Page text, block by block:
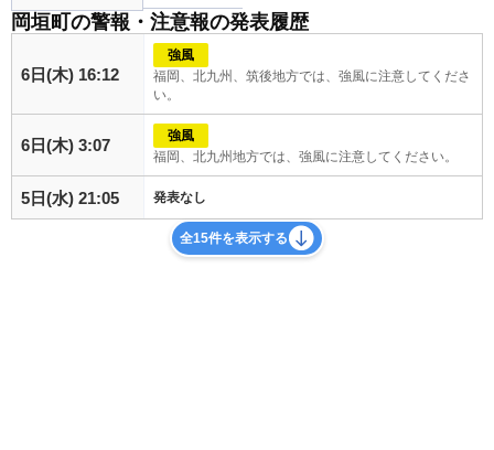
岡垣町の警報・注意報の発表履歴
6日(木) 16:12
強風
福岡、北九州、筑後地方では、強風に注意してくださ
い。
6日(木) 3:07
強風
福岡、北九州地方では、強風に注意してください。
5日(水) 21:05 発表なし
全15件を表示する